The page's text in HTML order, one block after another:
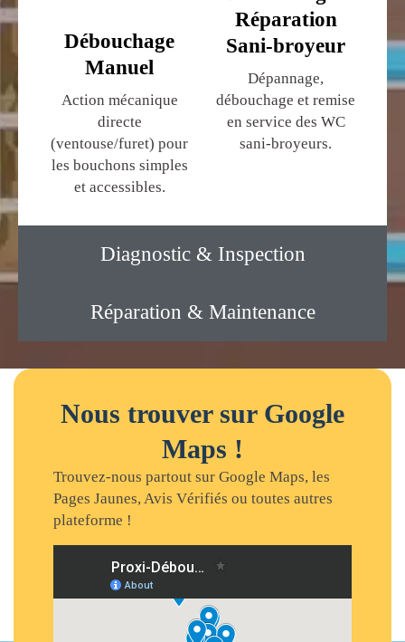
Diagnostic & Inspection
Réparation & Maintenance
Débouchage
Manuel
Action mécanique
directe
(ventouse/furet) pour
les bouchons simples
et accessibles.
Réparation
Sani-broyeur
Dépannage,
débouchage et remise
en service des WC
sani-broyeurs.
Nous trouver sur Google
Maps !
Trouvez-nous partout sur Google Maps, les
Pages Jaunes, Avis Vérifiés ou toutes autres
plateforme !